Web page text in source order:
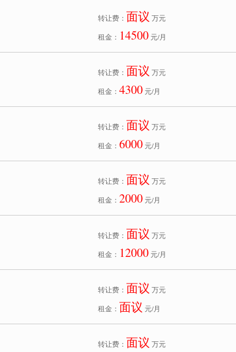
转让费： 面议 万元
租金： 14500 元/月
转让费： 面议 万元
租金： 4300 元/月
转让费： 面议 万元
租金： 6000 元/月
转让费： 面议 万元
租金： 2000 元/月
转让费： 面议 万元
租金： 12000 元/月
转让费： 面议 万元
租金： 面议 元/月
转让费： 面议 万元